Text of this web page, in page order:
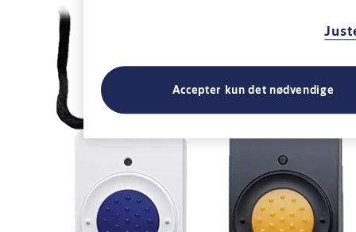
Accepter kun det nødvendige